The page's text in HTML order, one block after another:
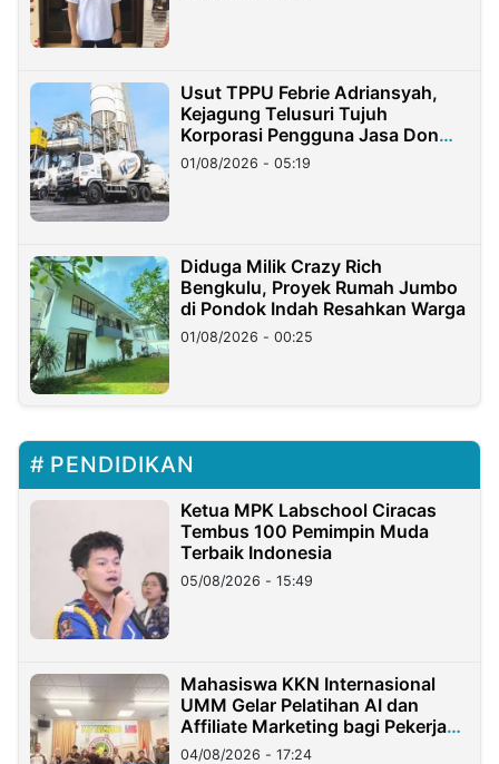
Usut TPPU Febrie Adriansyah,
Kejagung Telusuri Tujuh
Korporasi Pengguna Jasa Don
Ritto
01/08/2026 - 05:19
Diduga Milik Crazy Rich
Bengkulu, Proyek Rumah Jumbo
di Pondok Indah Resahkan Warga
01/08/2026 - 00:25
PENDIDIKAN
Ketua MPK Labschool Ciracas
Tembus 100 Pemimpin Muda
Terbaik Indonesia
05/08/2026 - 15:49
Mahasiswa KKN Internasional
UMM Gelar Pelatihan AI dan
Affiliate Marketing bagi Pekerja
Migran Indonesia di Taiwan
04/08/2026 - 17:24